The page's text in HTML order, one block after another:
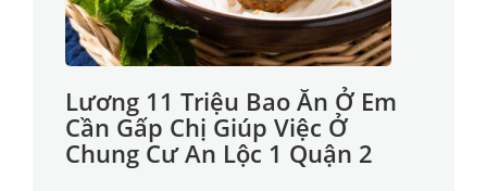
Lương 11 Triệu Bao Ăn Ở Em
Cần Gấp Chị Giúp Việc Ở
Chung Cư An Lộc 1 Quận 2